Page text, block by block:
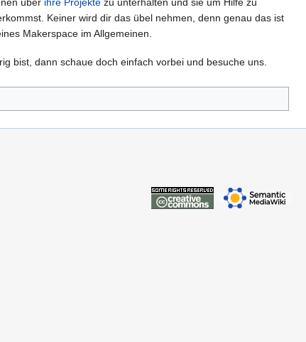
über ihre Projekte zu unterhalten und sie um Hilfe zu
Keiner wird dir das übel nehmen, denn genau das ist
Makerspace im Allgemeinen.
bist, dann schaue doch einfach vorbei und besuche uns.